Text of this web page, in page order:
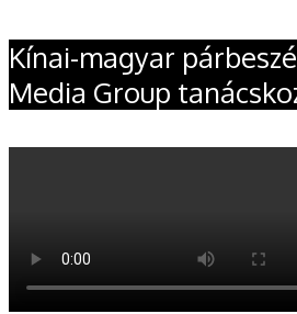
Kínai-magyar
Media Group